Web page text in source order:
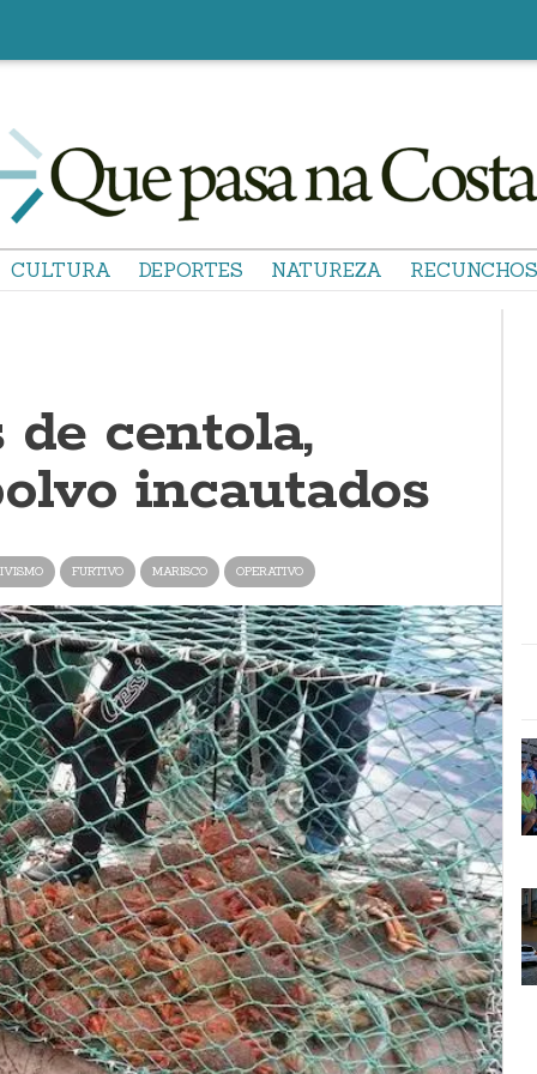
CULTURA DEPORTES NATUREZA RECUNCHOS
centola,
incautados
FURTIVO MARISCO OPERATIVO